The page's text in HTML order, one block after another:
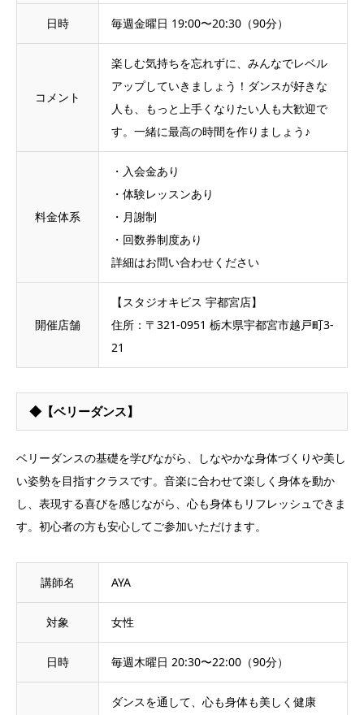
日時 毎週金曜日 19:00〜20:30（90分）
コメント
楽しむ気持ちを忘れずに、みんなでレベル
アップしていきましょう！ダンスが好きな
人も、もっと上手くなりたい人も大歓迎で
す。一緒に最高の時間を作りましょう♪
料金体系
・入会金あり
・体験レッスンあり
・月謝制
・回数券制度あり
詳細はお問い合わせください
開催店舗
【スタジオキビス 宇都宮店】
住所：〒321-0951 栃木県宇都宮市越戸町3-
21
◆【ベリーダンス】
ベリーダンスの基礎を学びながら、しなやかな身体づくりや美し
い姿勢を目指すクラスです。音楽に合わせて楽しく身体を動か
し、表現する喜びを感じながら、心も身体もリフレッシュできま
す。初心者の方も安心してご参加いただけます。
講師名 AYA
対象 女性
日時 毎週木曜日 20:30〜22:00（90分）
ダンスを通して、心も身体も美しく健康